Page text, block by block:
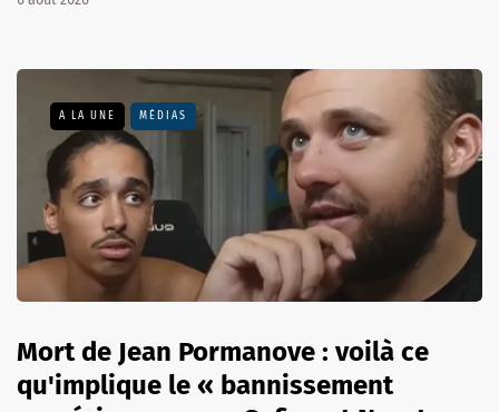
A LA UNE MÉDIAS
Mort de Jean Pormanove : voilà ce
qu'implique le « bannissement